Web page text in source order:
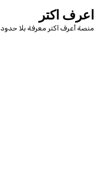
المحتوى
اعرف اكتر
منصة أعرف اكتر معرفة بلا حدود